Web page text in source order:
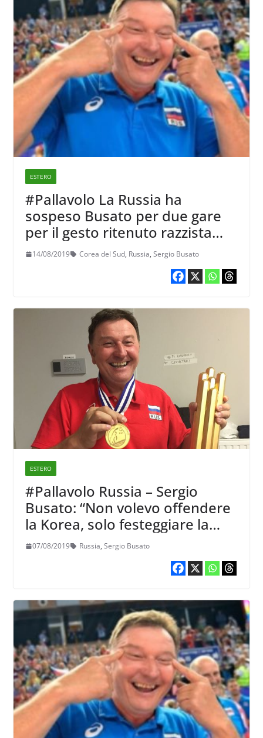
ESTERO
#Pallavolo La Russia ha
sospeso Busato per due gare
per il gesto ritenuto razzista
contro la Corea del Sud
14/08/2019 Corea del Sud, Russia, Sergio Busato
ESTERO
#Pallavolo Russia – Sergio
Busato: “Non volevo offendere
la Korea, solo festeggiare la
nostra qualificazione per
07/08/2019 Russia, Sergio Busato